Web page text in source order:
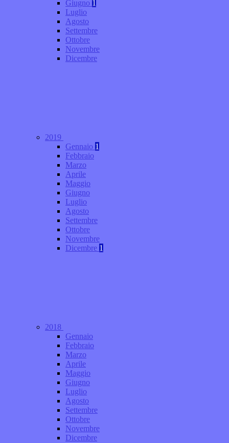
Giugno 1
Luglio
Agosto
Settembre
Ottobre
Novembre
Dicembre
2019
Gennaio 1
Febbraio
Marzo
Aprile
Maggio
Giugno
Luglio
Agosto
Settembre
Ottobre
Novembre
Dicembre 1
2018
Gennaio
Febbraio
Marzo
Aprile
Maggio
Giugno
Luglio
Agosto
Settembre
Ottobre
Novembre
Dicembre